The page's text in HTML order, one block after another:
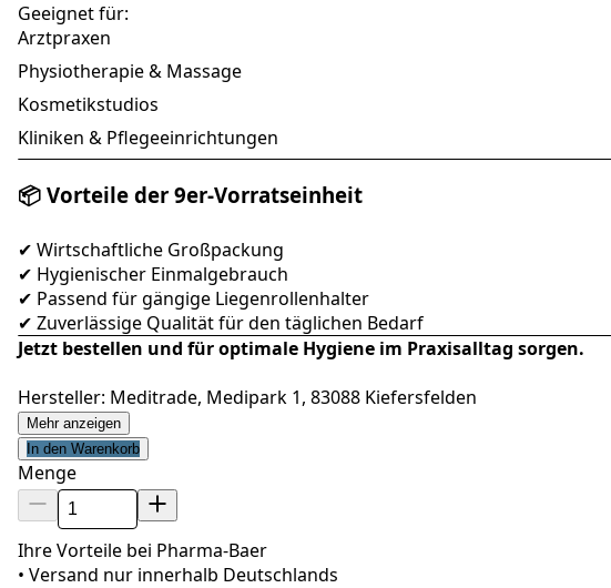
Geeignet für:
Arztpraxen
Physiotherapie & Massage
Kosmetikstudios
Kliniken & Pflegeeinrichtungen
📦 Vorteile der 9er-Vorratseinheit
✔ Wirtschaftliche Großpackung
✔ Hygienischer Einmalgebrauch
✔ Passend für gängige Liegenrollenhalter
✔ Zuverlässige Qualität für den täglichen Bedarf
Jetzt bestellen und für optimale Hygiene im Praxisalltag sorgen.
Hersteller: Meditrade, Medipark 1, 83088 Kiefersfelden
Mehr anzeigen
In den Warenkorb
Menge
Ihre Vorteile bei Pharma-Baer
• Versand nur innerhalb Deutschlands